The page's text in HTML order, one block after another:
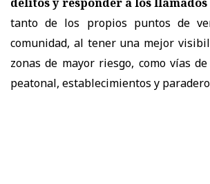
tanto de los propios puntos de
comunidad, al tener una mejor
zonas de mayor riesgo, como vías de
peatonal, establecimientos y